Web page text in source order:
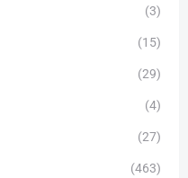
(3)
(15)
(29)
(4)
(27)
(463)